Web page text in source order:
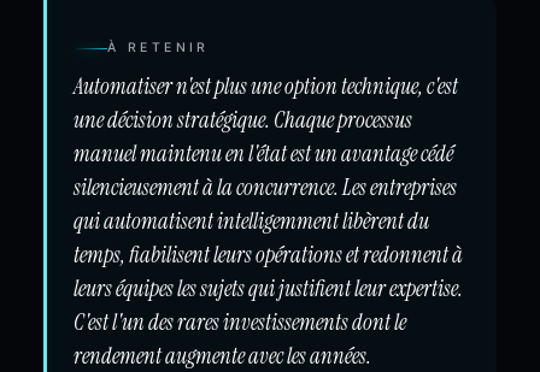
À RETENIR
Automatiser n'est plus une option technique, c'est
une décision stratégique. Chaque processus
manuel maintenu en l'état est un avantage cédé
silencieusement à la concurrence. Les entreprises
qui automatisent intelligemment libèrent du
temps, fiabilisent leurs opérations et redonnent à
leurs équipes les sujets qui justifient leur expertise.
C'est l'un des rares investissements dont le
rendement augmente avec les années.